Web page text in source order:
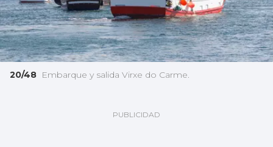
20/48 Embarque y salida Virxe do Carme.